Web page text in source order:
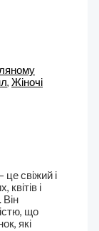
,Жіночі
це свіжий і
і
що
які